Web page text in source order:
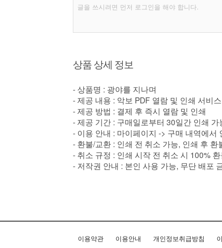
상품 상세 정보
- 상품명 : 광야를 지나며
- 제공 내용 : 악보 PDF 열람 및 인쇄 서비스
- 제공 방법 : 결제 후 즉시 열람 및 인쇄
- 제공 기간 : 구매일로부터 30일간 인쇄
- 이용 안내 : 마이페이지 -> 구매 내역에서
- 환불/교환 : 인쇄 전 취소 가능, 인쇄 후 환
- 취소 규정 : 인쇄 시작 전 취소 시 100%
- 저작권 안내 : 본인 사용 가능, 무단 배포
이용약관 이용안내 개인정보취급방침